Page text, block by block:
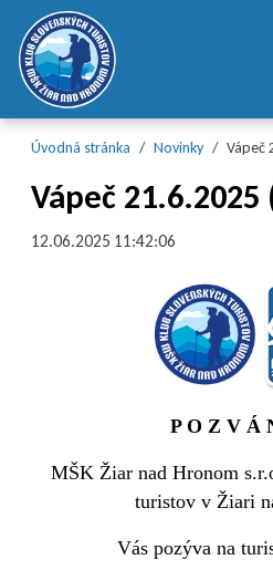
Preskočiť na obsah
Preskočiť na hlavné menu
Úvodná stránka Novinky Vápeč
Vápeč 21.6.2025
12.06.2025 11:42:06
P O Z V Á
MŠK Žiar nad Hronom
turistov v Žiari
Vás pozýva na